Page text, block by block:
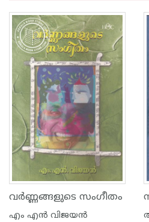
വര്‍ണ്ണങ്ങളുടെ സംഗീതം
എം എന്‍ വിജയന്‍